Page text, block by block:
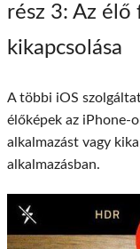
rész 3: Az élő
kikapcsolása
A többi iOS
élőképek az iPhone-
alkalmazást vagy
alkalmazásban.